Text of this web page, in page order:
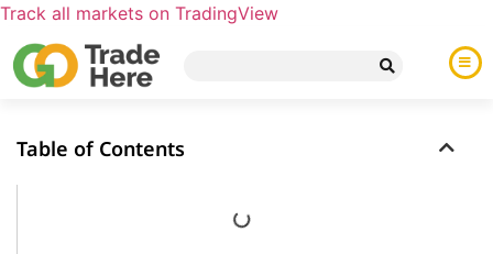
Track all markets on TradingView
Table of Contents